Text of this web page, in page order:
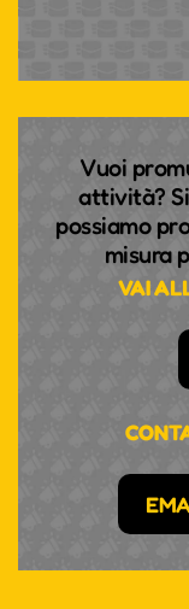
Vuoi
attività?
possiamo
misura
VAI